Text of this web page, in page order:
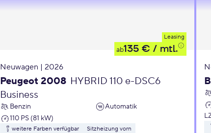
Leasing
ab135 € / mtl.
Neuwagen | 2026
Peugeot 2008 HYBRID 110 e-DSC6
Business
Benzin
Automatik
110 PS (81 kW)
weitere Farben verfügbar
Sitzheizung vorn